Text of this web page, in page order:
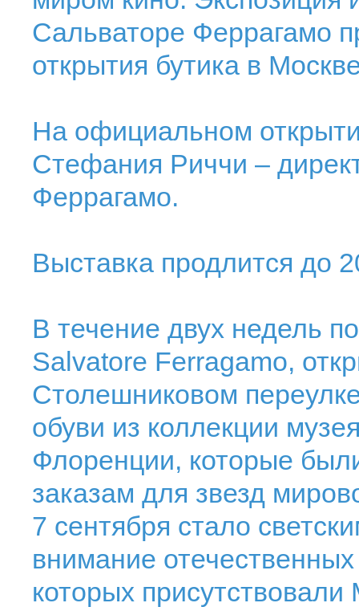
Сальваторе Феррагамо
открытия бутика в
На официальном
Стефания Риччи –
Феррагамо.
Выставка продлится до
В течение двух недель
Salvatore Ferragamo,
Столешниковом
обуви из коллекции
Флоренции, которые
заказам для звезд
7 сентября стало
внимание
которых